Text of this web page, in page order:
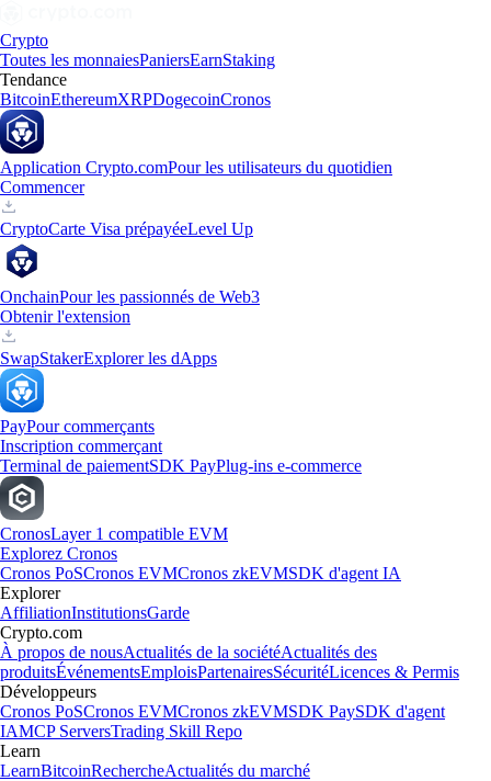
Crypto
Toutes les monnaiesPaniersEarnStaking
Tendance
BitcoinEthereumXRPDogecoinCronos
Application Crypto.comPour les utilisateurs du quotidien
Commencer
CryptoCarte Visa prépayéeLevel Up
OnchainPour les passionnés de Web3
Obtenir l'extension
SwapStakerExplorer les dApps
PayPour commerçants
Inscription commerçant
Terminal de paiementSDK PayPlug-ins e-commerce
CronosLayer 1 compatible EVM
Explorez Cronos
Cronos PoSCronos EVMCronos zkEVMSDK d'agent IA
Explorer
AffiliationInstitutionsGarde
Crypto.com
À propos de nousActualités de la sociétéActualités des
produitsÉvénementsEmploisPartenairesSécuritéLicences & Permis
Développeurs
Cronos PoSCronos EVMCronos zkEVMSDK PaySDK d'agent
IAMCP ServersTrading Skill Repo
Learn
LearnBitcoinRechercheActualités du marché